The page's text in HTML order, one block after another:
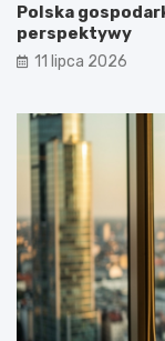
Polska
perspektywy
11 lipca 2026